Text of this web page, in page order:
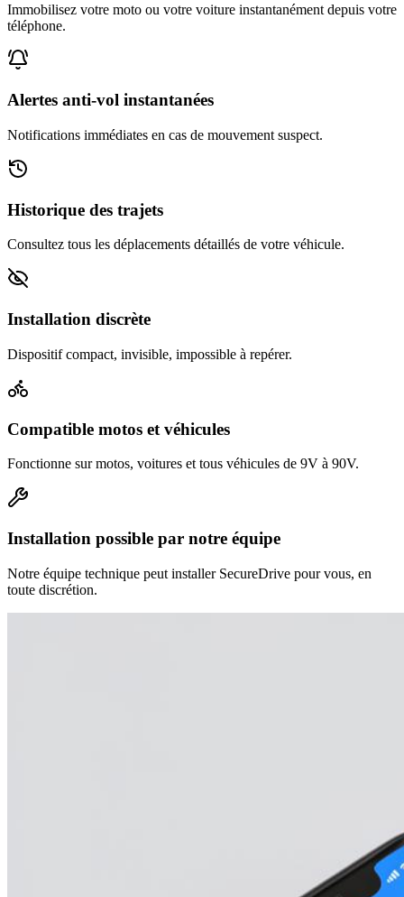
Immobilisez votre moto ou votre voiture instantanément depuis votre
téléphone.
Alertes anti-vol instantanées
Notifications immédiates en cas de mouvement suspect.
Historique des trajets
Consultez tous les déplacements détaillés de votre véhicule.
Installation discrète
Dispositif compact, invisible, impossible à repérer.
Compatible motos et véhicules
Fonctionne sur motos, voitures et tous véhicules de 9V à 90V.
Installation possible par notre équipe
Notre équipe technique peut installer SecureDrive pour vous, en
toute discrétion.